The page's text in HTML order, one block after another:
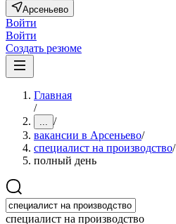
Арсеньево
Войти
Войти
Создать резюме
Главная
/
... /
вакансии в Арсеньево/
специалист на производство/
полный день
специалист на производство